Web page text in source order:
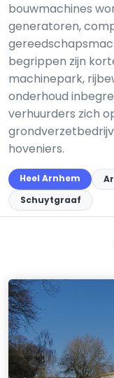
bouwmachines
generatoren,
begrippen zijn
machinepark,
onderhoud
verhuurders zich
hoveniers.
Heel Arnhem
Schuytgraaf